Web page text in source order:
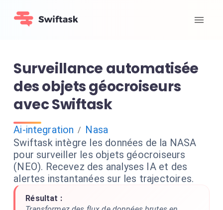
Surveillance automatisée
des objets géocroiseurs
avec Swiftask
Ai-integration / Nasa
Swiftask intègre les données de la NASA
pour surveiller les objets géocroiseurs
(NEO). Recevez des analyses IA et des
alertes instantanées sur les trajectoires.
Résultat :